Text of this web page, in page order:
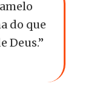
do que
Deus.”